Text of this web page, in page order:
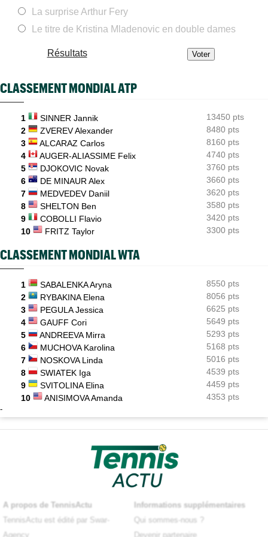
US Open
Lorenzo Musetti passe d'une équipière russe à une Ukrainienne
Jelena Ostapenko visée par des messages d'insultes et de
menaces
Duncan Chan a scalpé Zverev et rêve de défier l'Equipe France
Arthur Fils savoure : "J’aime revenir sur les grands tournois"
14:25
WTA - Toronto
Aryna Sabalenka taquine ses rivales : "Pourquoi me battre si..."
La surprise Arthur Fery
Le titre de Kristina Mladenovic en double dames
Résultats
CLASSEMENT MONDIAL ATP
1 SINNER Jannik
13450 pts
2
ZVEREV Alexander
8480 pts
3
ALCARAZ Carlos
8160 pts
4
AUGER-ALIASSIME Felix
4740 pts
5
DJOKOVIC Novak
3760 pts
6
DE MINAUR Alex
3660 pts
7
MEDVEDEV Daniil
3620 pts
8
SHELTON Ben
3580 pts
9
COBOLLI Flavio
3420 pts
10
FRITZ Taylor 3300 pts
CLASSEMENT MONDIAL WTA
1 SABALENKA Aryna
8550 pts
2
RYBAKINA Elena
8056 pts
3
PEGULA Jessica
6625 pts
4
GAUFF Cori
5649 pts
5
ANDREEVA Mirra
5293 pts
6
MUCHOVA Karolina
5168 pts
7
NOSKOVA Linda
5016 pts
8
SWIATEK Iga
4539 pts
9
SVITOLINA Elina
4459 pts
10
ANISIMOVA Amanda 4353 pts
-
A propos de TennisActu
TennisActu est édité par Swar-
Agency
Informations supplémentaires
Qui sommes-nous ?
Devenir partenaire